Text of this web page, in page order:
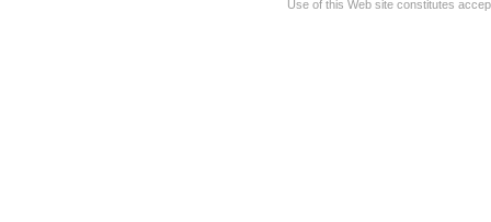
Use of this Web site constitutes